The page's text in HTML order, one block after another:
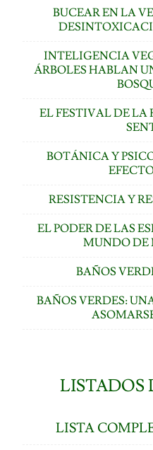
BUCEAR EN LA
INTELIGENCIA
ÁRBOLES HABLAN
EL FESTIVAL DE LA
BOTÁNICA Y
RESISTENCIA Y
EL PODER DE LAS
MUNDO DE
BAÑOS
BAÑOS VERDES:
LISTADOS
LISTA